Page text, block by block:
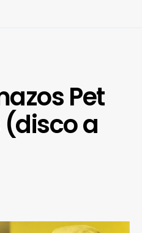
Pet
(disco a